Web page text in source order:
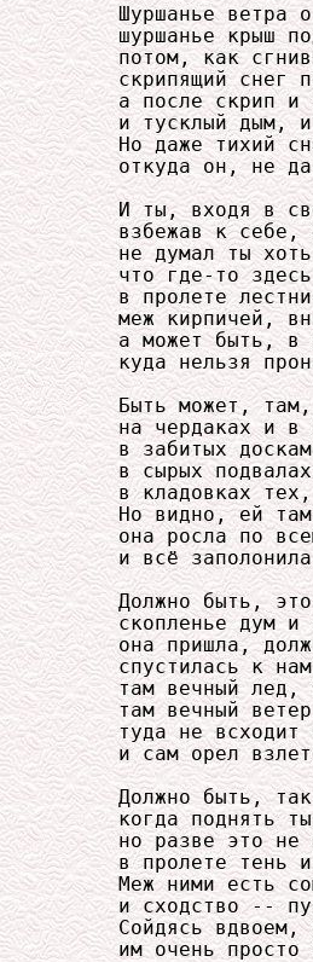
Шуршанье ветра
шуршанье крыш
потом, как
скрипящий снег
а после скрип и
и тусклый дым,
Но даже тихий
откуда он, не
И ты, входя в
взбежав к себе,
не думал ты
что где-то
в пролете
меж кирпичей,
а может быть, в
куда нельзя
Быть может,
на чердаках и в
в забитых
в сырых
в кладовках
Но видно, ей
она росла по
и всё
Должно быть,
скопленье дум и
она пришла,
спустилась к
там вечный лед,
там вечный
туда не всходит
и сам орел
Должно быть,
когда поднять
но разве это не
в пролете тень
Меж ними есть
и сходство --
Сойдясь вдвоем,
им очень просто